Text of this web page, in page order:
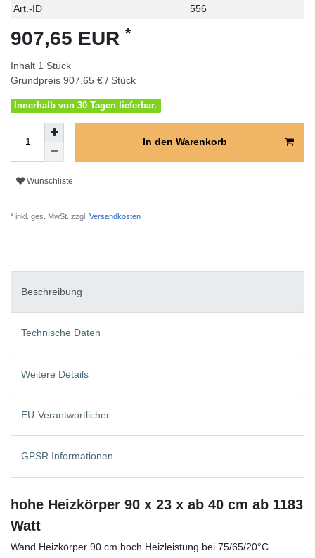
Technisches
Wert
Art.-ID 556
907,65 EUR *
Inhalt 1 Stück
Grundpreis 907,65 € / Stück
Innerhalb von 30 Tagen lieferbar.
In den Warenkorb
Wunschliste
* inkl. ges. MwSt. zzgl. Versandkosten
Beschreibung
Technische Daten
Weitere Details
EU-Verantwortlicher
GPSR Informationen
hohe Heizkörper 90 x 23 x ab 40 cm ab 1183
Watt
Wand Heizkörper 90 cm hoch Heizleistung bei 75/65/20°C